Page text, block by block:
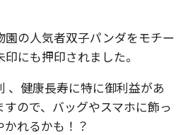
園の人気者双子パンダをモチー
にも押印されました。
、健康長寿に特に御利益があ
ので、バッグやスマホに飾っ
れるかも！？